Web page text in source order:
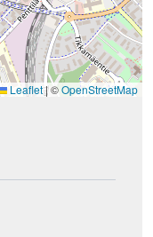
Leaflet|©OpenStreetMap